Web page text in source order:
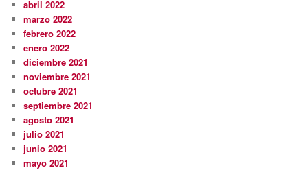
abril 2022
marzo 2022
febrero 2022
enero 2022
diciembre 2021
noviembre 2021
octubre 2021
septiembre 2021
agosto 2021
julio 2021
junio 2021
mayo 2021